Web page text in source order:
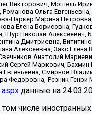
Викторович, Мошель
Ольга
Паркер Марина
Елена Борисовна,
Николай
Дмитриевна,
Алексеевна, Закс
Анатолий
Сергей Маркович,
Смирнов
Федоровна, Резник Генри
данные на
числе